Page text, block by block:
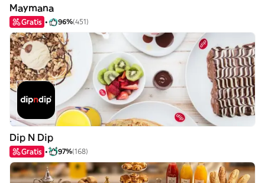
Maymana
Gratis 96%(451)
Dip N Dip
Gratis 97%(168)